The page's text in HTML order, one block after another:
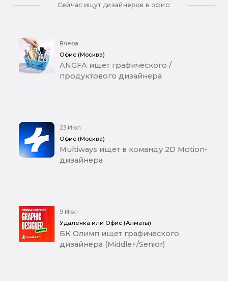
Сейчас ищут дизайнеров в офис:
Вчера
Офис (Москва)
ANGFA ищет графического /
продуктового дизайнера
23 Июл
Офис (Москва)
Multiways ищет в команду 2D Motion-
дизайнера
9 Июл
Удаленка или Офис (Алматы)
БК Олимп ищет графического
дизайнера (Middle+/Senior)